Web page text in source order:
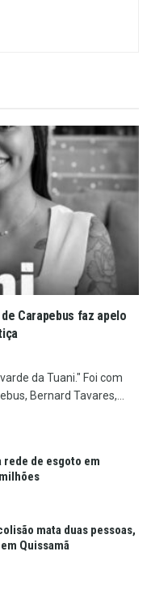
Carapebus faz apelo
da Tuani." Foi com
Bernard Tavares,...
rede de esgoto em
mata duas pessoas,
Quissamã